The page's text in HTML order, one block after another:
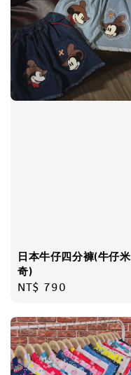
日本牛仔四分褲(牛仔米
奇)
Regular
NT$ 790